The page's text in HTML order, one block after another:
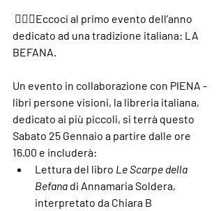
🧙🏻‍♀️Eccoci al primo evento dell’anno
dedicato ad una tradizione italiana: LA
BEFANA.
Un evento in collaborazione con PIENA -
libri persone visioni, la libreria italiana,
dedicato ai più piccoli, si terrà questo
Sabato 25 Gennaio a partire dalle ore
16.00 e includerà:
Lettura del libro Le Scarpe della
Befana di Annamaria Soldera,
interpretato da Chiara B